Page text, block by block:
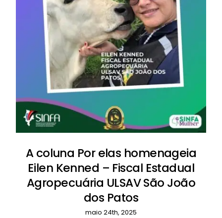
A coluna Por elas homenageia
Eilen Kenned – Fiscal Estadual
Agropecuária ULSAV São João
dos Patos
maio 24th, 2025